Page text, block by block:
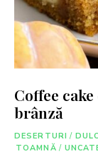
Coffee
brânză
DESERTURI /
TOAMNĂ /